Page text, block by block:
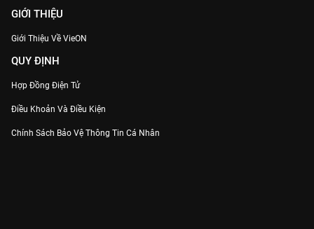
GIỚI THIỆU
Giới Thiệu Về VieON
QUY ĐỊNH
Hợp Đồng Điện Tử
Điều Khoản Và Điều Kiện
Chính Sách Bảo Vệ Thông Tin Cá Nhân